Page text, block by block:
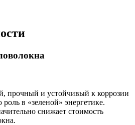
прочный и устойчивый к коррозии
в «зеленой» энергетике.
снижает стоимость